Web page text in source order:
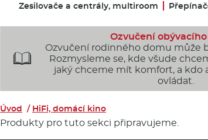
Zesilovače a centrály, multiroom

Ozvučení
Ozvučení rodinného domu může
Rozmysleme se, kde všude
jaký chceme mít komfort, a kdo
ovládat.
Úvod / HiFi, domácí kino
Produkty pro tuto sekci připravujeme.